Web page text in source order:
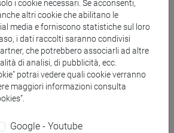
Scritti di Meuccio Ruini:Avventure e
Law e Casanova(qui in mostra).
ci immergono in un tempo
era un tema “caldo” e il mestiere di
con la visione illuminista del “doux
i cookie necessari. Se acconsenti,
altri cookie che abilitano le
media e forniscono statistiche sul loro
i dati raccolti saranno condivisi
che potrebbero associarli ad altre
di analisi, di pubblicità, ecc.
potrai vedere quali cookie verranno
maggiori informazioni consulta
Google - Youtube